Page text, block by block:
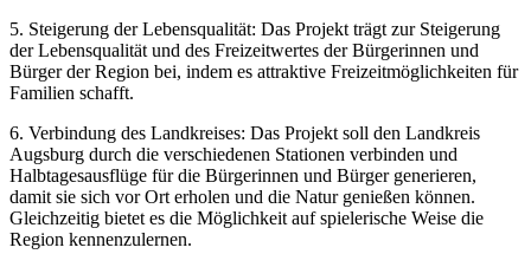
5. Steigerung der Lebensqualität: Das Projekt trägt zur Steigerung
der Lebensqualität und des Freizeitwertes der Bürgerinnen und
Bürger der Region bei, indem es attraktive Freizeitmöglichkeiten für
Familien schafft.
6. Verbindung des Landkreises: Das Projekt soll den Landkreis
Augsburg durch die verschiedenen Stationen verbinden und
Halbtagesausflüge für die Bürgerinnen und Bürger generieren,
damit sie sich vor Ort erholen und die Natur genießen können.
Gleichzeitig bietet es die Möglichkeit auf spielerische Weise die
Region kennenzulernen.